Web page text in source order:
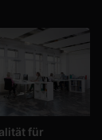
für